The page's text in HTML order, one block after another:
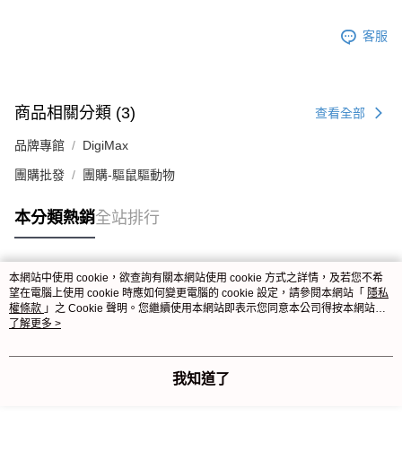
客服
商品相關分類 (3) 查看全部
品牌專館 DigiMax
團購批發 團購-驅鼠驅動物
本分類熱銷全站排行
熱門標籤
本網站中使用 cookie，欲查詢有關本網站使用 cookie 方式之詳情，及若您不希
望在電腦上使用 cookie 時應如何變更電腦的 cookie 設定，請參閱本網站「 隱私
權條款 」之 Cookie 聲明。您繼續使用本網站即表示您同意本公司得按本網站使
用條款之 Cookie 聲明使用 cookie。
了解更多 >
我知道了